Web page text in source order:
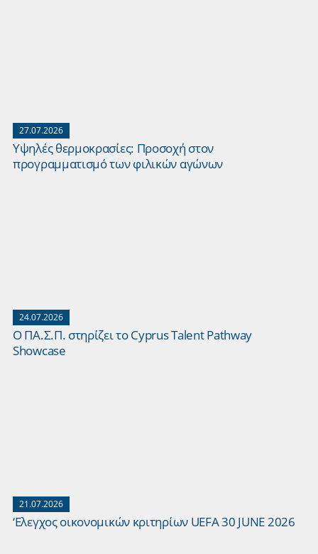
27.07.2026
Yψηλές θερμοκρασίες: Προσοχή στον
προγραμματισμό των φιλικών αγώνων
24.07.2026
Ο ΠΑ.Σ.Π. στηρίζει το Cyprus Talent Pathway
Showcase
21.07.2026
‘Ελεγχος οικονομικών κριτηρίων UEFA 30 JUNE 2026